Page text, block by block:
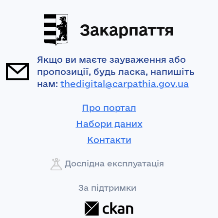
Закарпаття
Якщо ви маєте зауваження або
пропозиції, будь ласка, напишіть
нам: thedigital@carpathia.gov.ua
Про портал
Набори даних
Контакти
Дослідна експлуатація
За підтримки